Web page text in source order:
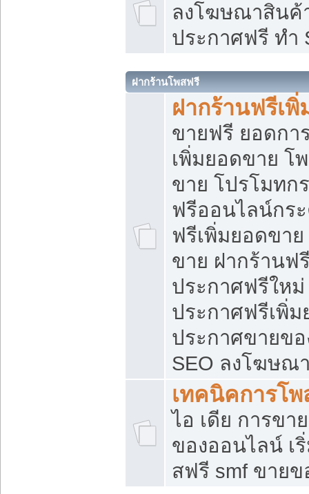
ลงโฆษณาสิน
ประกาศฟรี ทำ
ฝากร้านโพสฟรี
ฝากร้านฟรีเ
ขายฟรี ยอดกา
เพิ่มยอดขาย โ
ขาย โปรโมทก
ฟรีออนไลน์กร
ฟรีเพิ่มยอดขา
ขาย ฝากร้านฟ
ประกาศฟรีใหม่
ประกาศฟรีเพิ่
ประกาศขายข
SEO ลงโฆษณ
เทคนิคการโ
ไอ เดีย การขา
ของออนไลน์ เ
สฟรี smf ขาย